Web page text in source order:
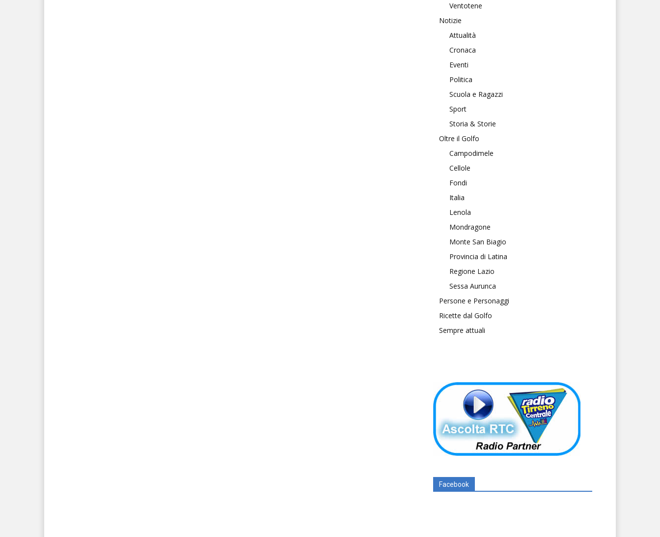
Ventotene
Notizie
Attualità
Cronaca
Eventi
Politica
Scuola e Ragazzi
Sport
Storia & Storie
Oltre il Golfo
Campodimele
Cellole
Fondi
Italia
Lenola
Mondragone
Monte San Biagio
Provincia di Latina
Regione Lazio
Sessa Aurunca
Persone e Personaggi
Ricette dal Golfo
Sempre attuali
Facebook